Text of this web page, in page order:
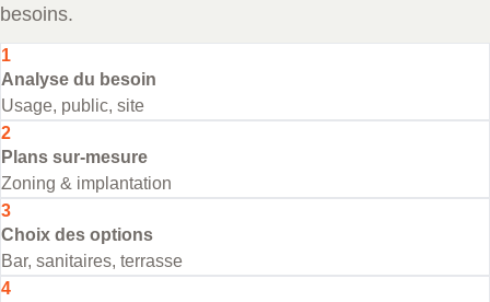
besoins.
1
Analyse du besoin
Usage, public, site
2
Plans sur-mesure
Zoning & implantation
3
Choix des options
Bar, sanitaires, terrasse
4